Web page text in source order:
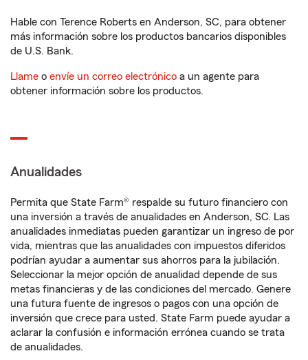
Hable con Terence Roberts en Anderson, SC, para obtener
más información sobre los productos bancarios disponibles
de U.S. Bank.
Llame o envíe un correo electrónico a un agente para
obtener información sobre los productos.
Anualidades
Permita que State Farm® respalde su futuro financiero con
una inversión a través de anualidades en Anderson, SC. Las
anualidades inmediatas pueden garantizar un ingreso de por
vida, mientras que las anualidades con impuestos diferidos
podrían ayudar a aumentar sus ahorros para la jubilación.
Seleccionar la mejor opción de anualidad depende de sus
metas financieras y de las condiciones del mercado. Genere
una futura fuente de ingresos o pagos con una opción de
inversión que crece para usted. State Farm puede ayudar a
aclarar la confusión e información errónea cuando se trata
de anualidades.